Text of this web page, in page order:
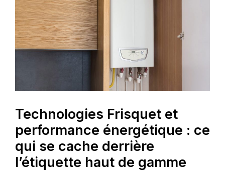
Technologies Frisquet et
performance énergétique : ce
qui se cache derrière
l’étiquette haut de gamme